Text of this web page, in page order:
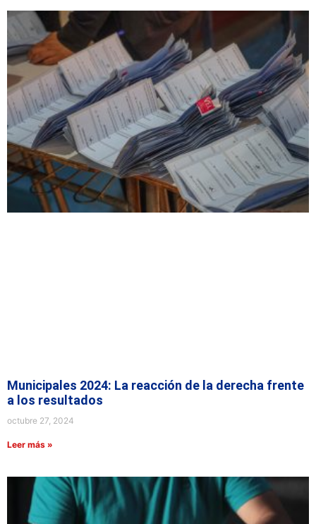
Municipales 2024: La reacción de la derecha frente
a los resultados
octubre 27, 2024
Leer más »